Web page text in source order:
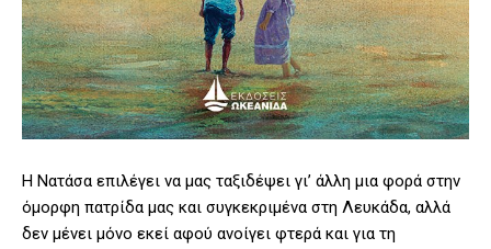
Η Νατάσα επιλέγει να μας ταξιδέψει γι’ άλλη μια φορά στην
όμορφη πατρίδα μας και συγκεκριμένα στη Λευκάδα, αλλά
δεν μένει μόνο εκεί αφού ανοίγει φτερά και για τη